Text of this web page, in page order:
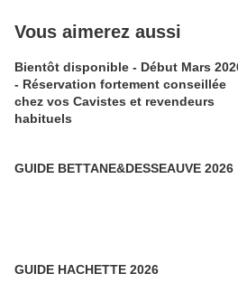
Vous aimerez aussi
Bientôt disponible - Début Mars 2026
- Réservation fortement conseillée
chez vos Cavistes et revendeurs
habituels
GUIDE BETTANE&DESSEAUVE 2026
GUIDE HACHETTE 2026